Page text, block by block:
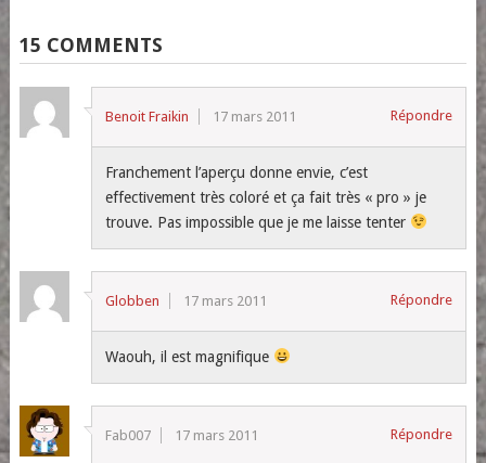
15 COMMENTS
Benoit Fraikin 17 mars 2011 Répondre
Franchement l’aperçu donne envie, c’est
effectivement très coloré et ça fait très « pro » je
trouve. Pas impossible que je me laisse tenter
Globben 17 mars 2011 Répondre
Waouh, il est magnifique
Fab007 17 mars 2011 Répondre